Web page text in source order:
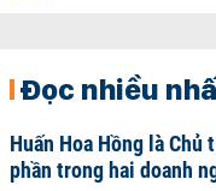
Đọc nhiều
Huấn Hoa Hồng là
phần trong hai doanh